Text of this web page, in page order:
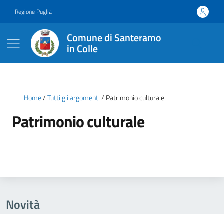
Regione Puglia
Comune di Santeramo
in Colle
Briciole di pane
Home Tutti gli argomenti Patrimonio culturale
Patrimonio culturale
Novità